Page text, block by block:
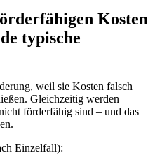
Kosten
typische
weil sie Kosten falsch
Gleichzeitig werden
förderfähig sind – und das
Einzelfall):